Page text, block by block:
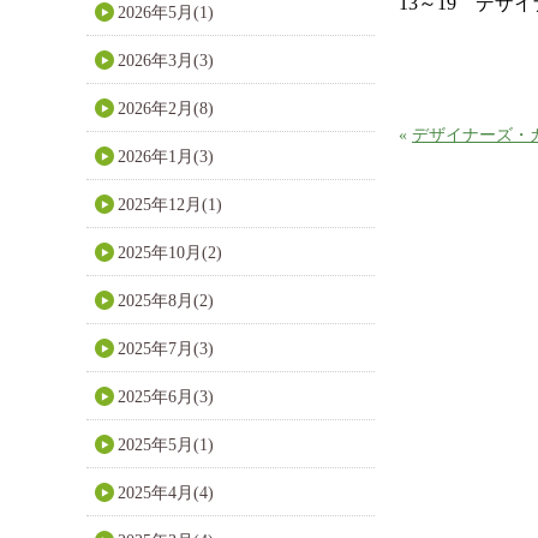
« デザイナーズ・
2026年5月(1)
2026年3月(3)
2026年2月(8)
2026年1月(3)
2025年12月(1)
2025年10月(2)
2025年8月(2)
2025年7月(3)
2025年6月(3)
2025年5月(1)
2025年4月(4)